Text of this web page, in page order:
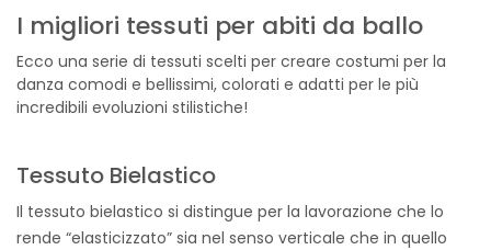
I migliori tessuti per abiti da ballo
Ecco una serie di tessuti scelti per creare costumi per la
danza comodi e bellissimi, colorati e adatti per le più
incredibili evoluzioni stilistiche!
Tessuto Bielastico
Il tessuto bielastico si distingue per la lavorazione che lo
rende “elasticizzato” sia nel senso verticale che in quello